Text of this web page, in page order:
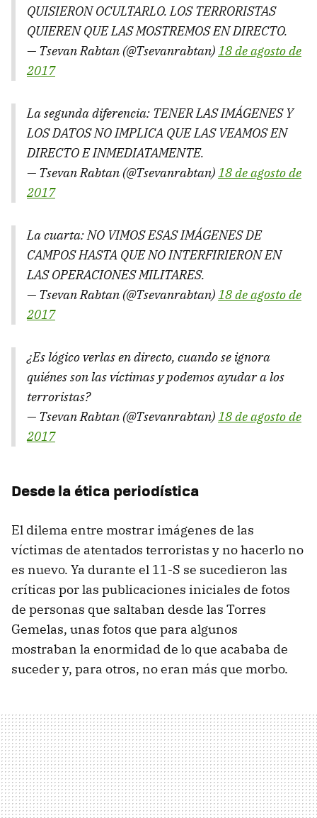
QUISIERON OCULTARLO. LOS TERRORISTAS
QUIEREN QUE LAS MOSTREMOS EN DIRECTO.
— Tsevan Rabtan (@Tsevanrabtan)18 de agosto de
2017
La segunda diferencia: TENER LAS IMÁGENES Y
LOS DATOS NO IMPLICA QUE LAS VEAMOS EN
DIRECTO E INMEDIATAMENTE.
— Tsevan Rabtan (@Tsevanrabtan)18 de agosto de
2017
La cuarta: NO VIMOS ESAS IMÁGENES DE
CAMPOS HASTA QUE NO INTERFIRIERON EN
LAS OPERACIONES MILITARES.
— Tsevan Rabtan (@Tsevanrabtan)18 de agosto de
2017
¿Es lógico verlas en directo, cuando se ignora
quiénes son las víctimas y podemos ayudar a los
terroristas?
— Tsevan Rabtan (@Tsevanrabtan)18 de agosto de
2017
Desde la ética periodística
El dilema entre mostrar imágenes de las
víctimas de atentados terroristas y no hacerlo no
es nuevo. Ya durante el 11-S se sucedieron las
críticas por las publicaciones iniciales de fotos
de personas que saltaban desde las Torres
Gemelas, unas fotos que para algunos
mostraban la enormidad de lo que acababa de
suceder y, para otros, no eran más que morbo.